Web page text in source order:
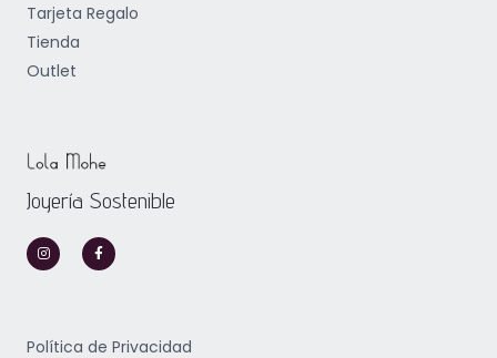
Tarjeta Regalo
Tienda
Outlet
Joyería Sostenible
n
s
t
m
a
c
e
f
Política de Privacidad